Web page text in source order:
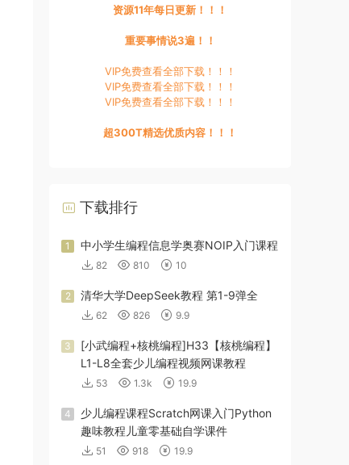
资源11年每日更新！！！
重要事情说3遍！！
VIP免费查看全部下载！！！
VIP免费查看全部下载！！！
VIP免费查看全部下载！！！
超300T精选优质内容！！！
下载排行
1 中小学生编程信息学奥赛NOIP入门课程
82 810 10
2 清华大学DeepSeek教程 第1-9弹全
62 826 9.9
3
[小武编程+核桃编程]H33【核桃编程】
L1-L8全套少儿编程视频网课教程
53 1.3k 19.9
4
少儿编程课程Scratch网课入门Python
趣味教程儿童零基础自学课件
51 918 19.9